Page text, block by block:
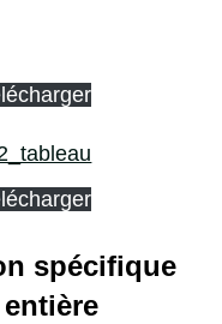
spécifique